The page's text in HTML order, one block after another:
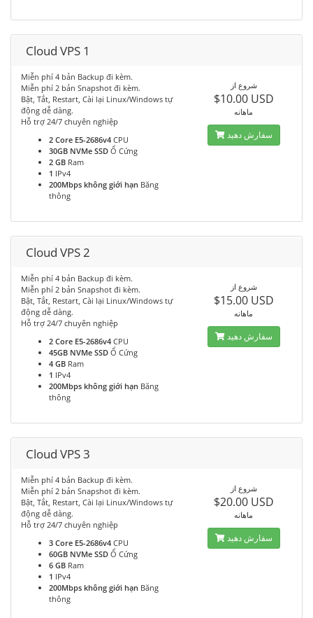
Cloud VPS 1
Miễn phí 4 bản Backup đi kèm.
Miễn phí 2 bản Snapshot đi kèm.
Bật, Tắt, Restart, Cài lại Linux/Windows tự
động dễ dàng.
Hỗ trợ 24/7 chuyên nghiệp
2 Core E5-2686v4 CPU
30GB NVMe SSD Ổ Cứng
2 GB Ram
1 IPv4
200Mbps không giới hạn Băng
thông
شروع از
$10.00 USD
ماهانه
سفارش دهید
Cloud VPS 2
Miễn phí 4 bản Backup đi kèm.
Miễn phí 2 bản Snapshot đi kèm.
Bật, Tắt, Restart, Cài lại Linux/Windows tự
động dễ dàng.
Hỗ trợ 24/7 chuyên nghiệp
2 Core E5-2686v4 CPU
45GB NVMe SSD Ổ Cứng
4 GB Ram
1 IPv4
200Mbps không giới hạn Băng
thông
شروع از
$15.00 USD
ماهانه
سفارش دهید
Cloud VPS 3
Miễn phí 4 bản Backup đi kèm.
Miễn phí 2 bản Snapshot đi kèm.
Bật, Tắt, Restart, Cài lại Linux/Windows tự
động dễ dàng.
Hỗ trợ 24/7 chuyên nghiệp
3 Core E5-2686v4 CPU
60GB NVMe SSD Ổ Cứng
6 GB Ram
1 IPv4
200Mbps không giới hạn Băng
thông
شروع از
$20.00 USD
ماهانه
سفارش دهید